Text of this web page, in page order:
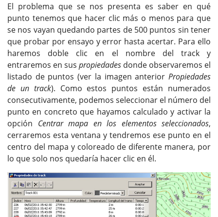
El problema que se nos presenta es saber en qué
punto tenemos que hacer clic más o menos para que
se nos vayan quedando partes de 500 puntos sin tener
que probar por ensayo y error hasta acertar. Para ello
haremos doble clic en el nombre del track y
entraremos en sus propiedades donde observaremos el
listado de puntos (ver la imagen anterior Propiedades
de un track). Como estos puntos están numerados
consecutivamente, podemos seleccionar el número del
punto en concreto que hayamos calculado y activar la
opción Centrar mapa en los elementos seleccionados,
cerraremos esta ventana y tendremos ese punto en el
centro del mapa y coloreado de diferente manera, por
lo que solo nos quedaría hacer clic en él.